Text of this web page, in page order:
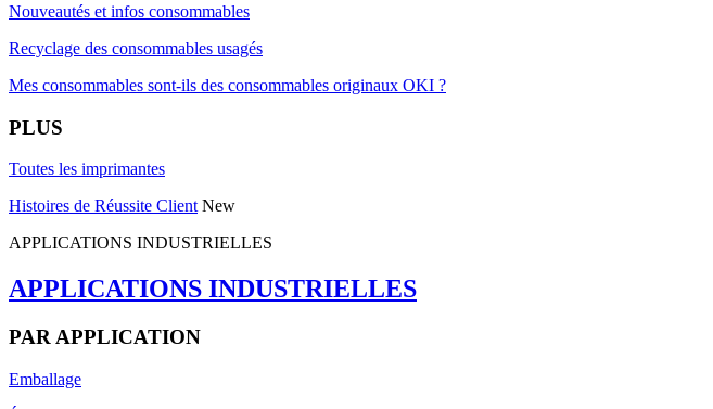
Nouveautés et infos consommables
Recyclage des consommables usagés
Mes consommables sont-ils des consommables originaux OKI ?
PLUS
Toutes les imprimantes
Histoires de Réussite Client New
APPLICATIONS INDUSTRIELLES
APPLICATIONS INDUSTRIELLES
PAR APPLICATION
Emballage